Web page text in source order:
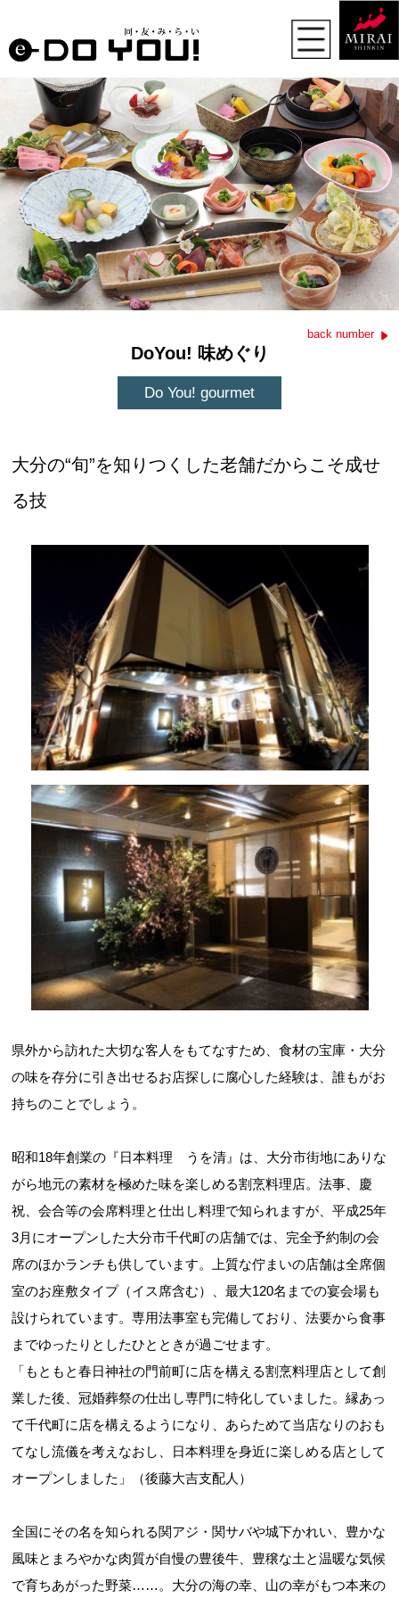
back number
DoYou! 味めぐり
Do You! gourmet
大分の“旬”を知りつくした老舗だからこそ成せ
る技
県外から訪れた大切な客人をもてなすため、食材の宝庫・大分
の味を存分に引き出せるお店探しに腐心した経験は、誰もがお
持ちのことでしょう。
昭和18年創業の『日本料理 うを清』は、大分市街地にありな
がら地元の素材を極めた味を楽しめる割烹料理店。法事、慶
祝、会合等の会席料理と仕出し料理で知られますが、平成25年
3月にオープンした大分市千代町の店舗では、完全予約制の会
席のほかランチも供しています。上質な佇まいの店舗は全席個
室のお座敷タイプ（イス席含む）、最大120名までの宴会場も
設けられています。専用法事室も完備しており、法要から食事
までゆったりとしたひとときが過ごせます。
「もともと春日神社の門前町に店を構える割烹料理店として創
業した後、冠婚葬祭の仕出し専門に特化していました。縁あっ
て千代町に店を構えるようになり、あらためて当店なりのおも
てなし流儀を考えなおし、日本料理を身近に楽しめる店として
オープンしました」（後藤大吉支配人）
全国にその名を知られる関アジ・関サバや城下かれい、豊かな
風味とまろやかな肉質が自慢の豊後牛、豊穣な土と温暖な気候
で育ちあがった野菜……。大分の海の幸、山の幸がもつ本来の